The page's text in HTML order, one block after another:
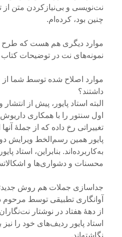
نت‌نویسی و بی‌نیازکردن متن
چنین بود، کرده‌ام.
موارد دیگری هم هست که طرح
نمونه‌های نت در توضیحات
موارد اصلاح شده توسط شما از
داشتند؟
اول سنتور را با همکاری
تغییراتی رخ داده که از جملۀ
پایور همین رسم‌الخط ویرایش
به‌کاربرده‌اند. بنابراین، استاد
محسنات و دشواری‌ها و
جداسازی جملات هم روش
آوانگاری تطبیقی توسط مرحوم
از دهۀ هفتاد در نوشتار
استاد پایور ردیف‌های خود را
نگاشته‌اند.